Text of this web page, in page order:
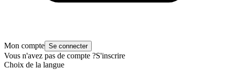
Mon compte Se connecter
Vous n'avez pas de compte ?S'inscrire
Choix de la langue